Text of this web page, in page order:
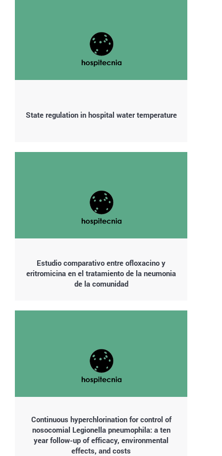
State regulation in hospital water temperature
Estudio comparativo entre ofloxacino y
eritromicina en el tratamiento de la neumonia
de la comunidad
Continuous hyperchlorination for control of
nosocomial Legionella pneumophila: a ten
year follow-up of efficacy, environmental
effects, and costs